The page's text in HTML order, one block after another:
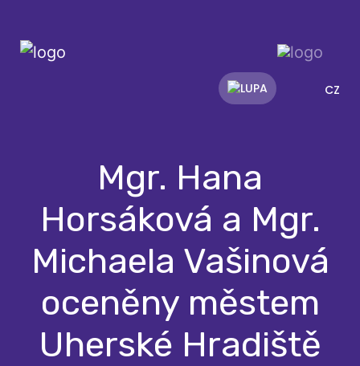
CZ
Mgr. Hana
Horsáková a Mgr.
Michaela Vašinová
oceněny městem
Uherské Hradiště